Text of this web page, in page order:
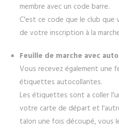
membre avec un code barre.
C'est ce code que le club que
de votre inscription à la
Feuille de marche avec
Vous recevez également une
étiquettes autocollantes.
Les étiquettes sont a coller
votre carte de départ et
talon une fois découpé, vous